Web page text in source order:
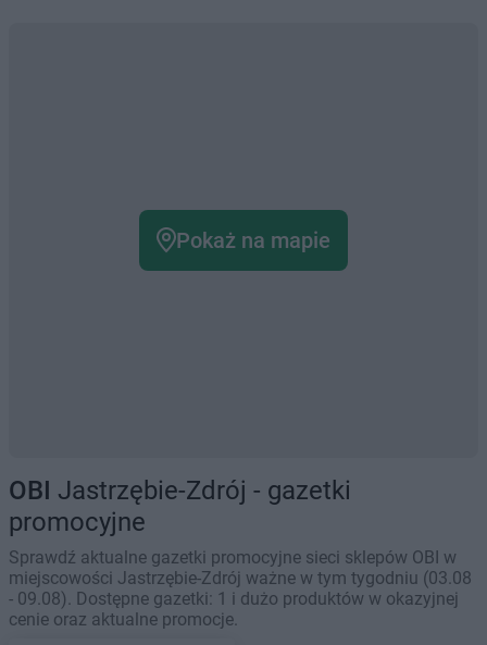
Pokaż na mapie
OBI Jastrzębie-Zdrój - gazetki
promocyjne
Sprawdź aktualne gazetki promocyjne sieci sklepów OBI w
miejscowości Jastrzębie-Zdrój ważne w tym tygodniu (03.08
- 09.08). Dostępne gazetki: 1 i dużo produktów w okazyjnej
cenie oraz aktualne promocje.